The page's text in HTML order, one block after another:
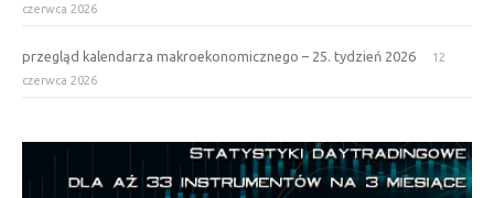
czerwca 2026
przegląd kalendarza makroekonomicznego – 25. tydzień 2026
12
czerwca 2026